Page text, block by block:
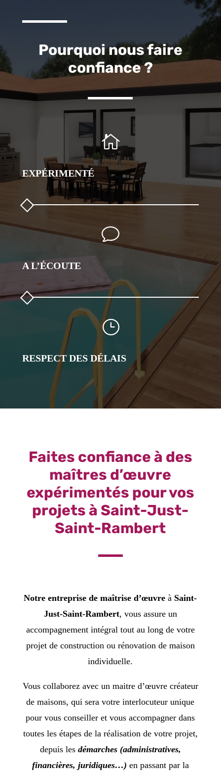
Pourquoi nous faire
confiance ?

EXPÉRIMENTÉ
v
A L’ÉCOUTE
}
RESPECT DES DÉLAIS
Faites confiance à des
maîtres d’œuvre
expérimentés pour vos
projets à Saint-Just-
Saint-Rambert
Notre entreprise de maîtrise d’œuvre à Saint-
Just-Saint-Rambert, vous assure un
accompagnement intégral tout au long de votre
projet de construction ou rénovation de maison
individuelle.
Vous collaborez avec un maitre d’œuvre créateur
de maisons, qui sera votre interlocuteur unique
pour vous conseiller et vous accompagner dans
toutes les étapes de la réalisation de votre projet,
depuis les démarches (administratives,
financières, juridiques…) en passant par la